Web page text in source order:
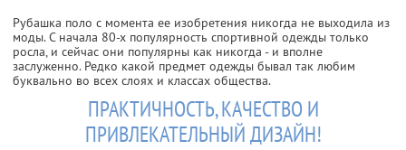
Рубашка поло с момента ее изобретения никогда не выходила из
моды. С начала 80-х популярность спортивной одежды только
росла, и сейчас они популярны как никогда - и вполне
заслуженно. Редко какой предмет одежды бывал так любим
буквально во всех слоях и классах общества.
ПРАКТИЧНОСТЬ, КАЧЕСТВО И
ПРИВЛЕКАТЕЛЬНЫЙ ДИЗАЙН!